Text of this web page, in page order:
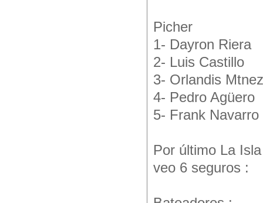
Picher
1- Dayron Riera
2- Luis Castillo
3- Orlandis Mtnez
4- Pedro Agüero
5- Frank Navarro
Por último La
veo 6 seguros :